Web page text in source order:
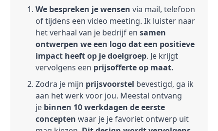
We bespreken je wensen via mail, telefoon
of tijdens een video meeting. Ik luister naar
het verhaal van je bedrijf en samen
ontwerpen we een logo dat een positieve
impact heeft op je doelgroep. Je krijgt
vervolgens een prijsofferte op maat.
Zodra je mijn prijsvoorstel bevestigd, ga ik
aan het werk voor jou. Meestal ontvang
je binnen 10 werkdagen de eerste
concepten waar je je favoriet ontwerp uit